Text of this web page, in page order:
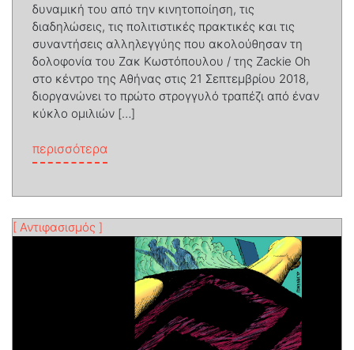
δυναμική του από την κινητοποίηση, τις
διαδηλώσεις, τις πολιτιστικές πρακτικές και τις
συναντήσεις αλληλεγγύης που ακολούθησαν τη
δολοφονία του Ζακ Κωστόπουλου / της Zackie Oh
στο κέντρο της Αθήνας στις 21 Σεπτεμβρίου 2018,
διοργανώνει το πρώτο στρογγυλό τραπέζι από έναν
κύκλο ομιλιών […]
περισσότερα
[ Αντιφασισμός ]